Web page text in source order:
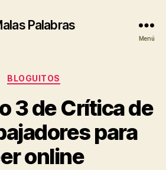
Palabras
Menú
Categorías
BLOGUITOS
3 de Crítica de
para
online